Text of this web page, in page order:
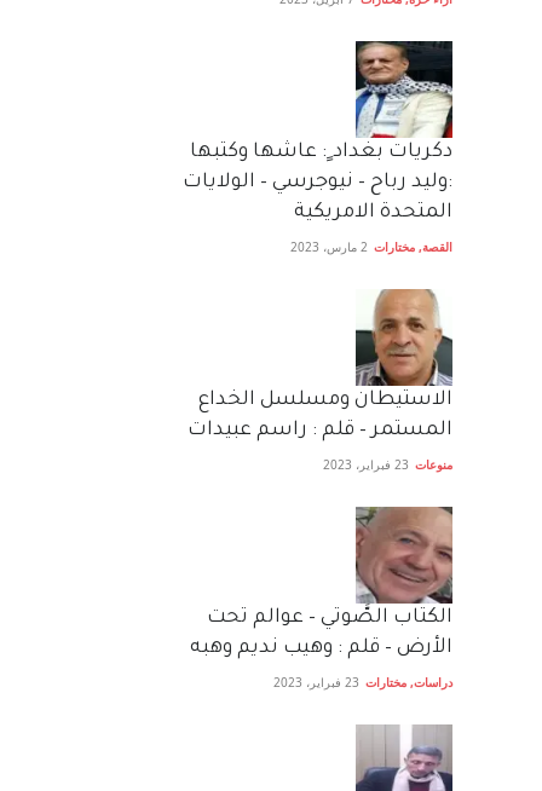
دكريات بغداد ٍ: عاشها وكتبها
:وليد رباح – نيوجرسي – الولايات
المتحدة الامريكية
القصة, مختارات 2 مارس، 2023
الاستيطان ومسلسل الخداع
المستمر – قلم : راسم عبيدات
منوعات 23 فبراير، 2023
الكتاب الصَّوتي – عوالم تحت
الأرض – قلم : وهيب نديم وهبه
دراسات, مختارات 23 فبراير، 2023